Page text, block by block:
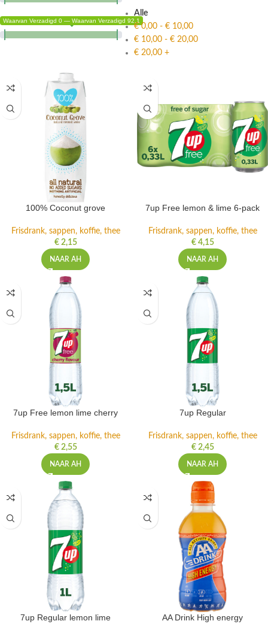
Waarvan Verzadigd 0 — Waarvan Verzadigd 92.1
Alle
€0,00 - € 10,00
€ 10,00 - € 20,00
€ 20,00 +
100% Coconut grove
Frisdrank, sappen, koffie, thee
€2,15
NAAR AH
7up Free lemon & lime 6-pack
Frisdrank, sappen, koffie, thee
€4,15
NAAR AH
7up Free lemon lime cherry
Frisdrank, sappen, koffie, thee
€2,55
NAAR AH
7up Regular
Frisdrank, sappen, koffie, thee
€2,45
NAAR AH
7up Regular lemon lime AA Drink High energy